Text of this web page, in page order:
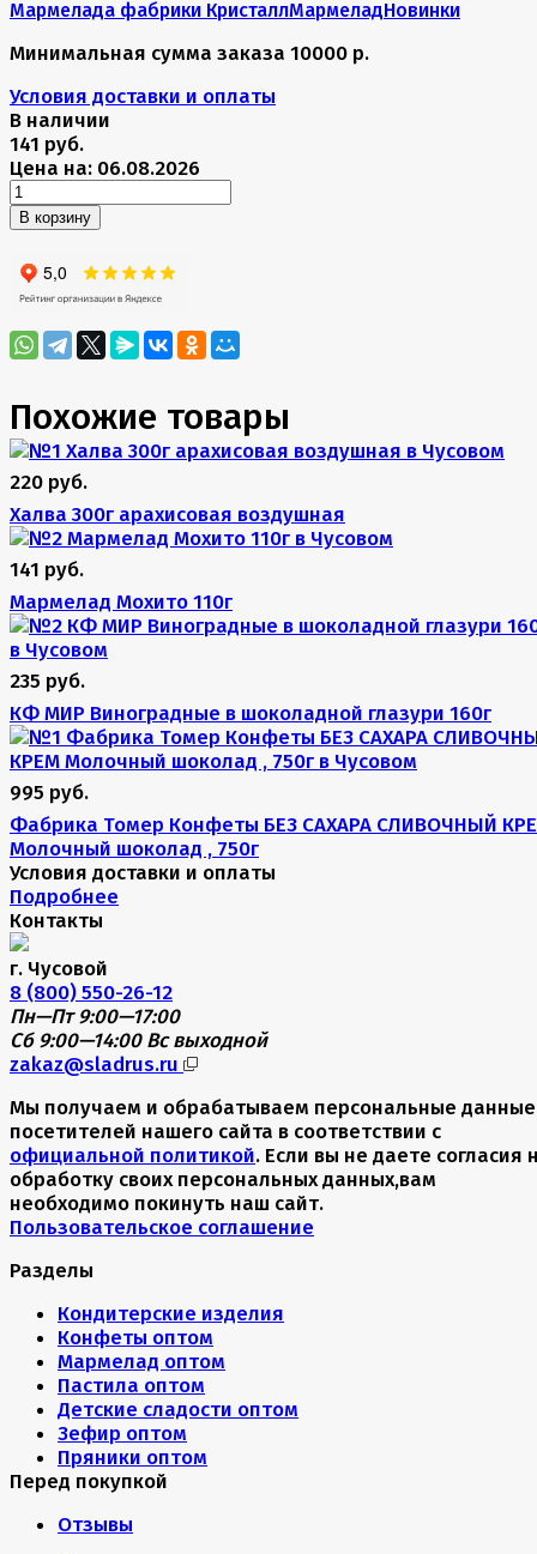
Мармелада фабрики КристаллМармеладНовинки
Минимальная сумма заказа 10000 р.
Условия доставки и оплаты
В наличии
141 руб.
Цена на: 06.08.2026
В корзину
Похожие товары
220 руб.
Халва 300г арахисовая воздушная
141 руб.
Мармелад Мохито 110г
235 руб.
КФ МИР Виноградные в шоколадной глазури 160г
995 руб.
Фабрика Томер Конфеты БЕЗ САХАРА СЛИВОЧНЫЙ
Молочный шоколад , 750г
Условия доставки и оплаты
Подробнее
Контакты
г. Чусовой
8 (800) 550-26-12
Пн—Пт 9:00—17:00
Сб 9:00—14:00 Вс выходной
zakaz@sladrus.ru
Мы получаем и обрабатываем персональные данные
посетителей нашего сайта в соответствии с
официальной политикой. Если вы не даете согласия
обработку своих персональных данных,вам
необходимо покинуть наш сайт.
Пользовательское соглашение
Разделы
Кондитерские изделия
Конфеты оптом
Мармелад оптом
Пастила оптом
Детские сладости оптом
Зефир оптом
Пряники оптом
Перед покупкой
Отзывы